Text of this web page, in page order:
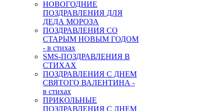
НОВОГОДНИЕ
ПОЗДРАВЛЕНИЯ ДЛЯ
ДЕДА МОРОЗА
ПОЗДРАВЛЕНИЯ СО
СТАРЫМ НОВЫМ ГОДОМ
- в стихах
SMS-ПОЗДРАВЛЕНИЯ В
СТИХАХ
ПОЗДРАВЛЕНИЯ С ДНЕМ
СВЯТОГО ВАЛЕНТИНА -
в стихах
ПРИКОЛЬНЫЕ
ПОЗДРАВЛЕНИЯ С ДНЕМ